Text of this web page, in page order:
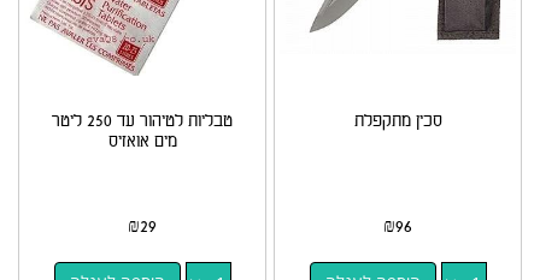
סכין מתקפלת
₪96
טבליות לטיהור עד 250 ליטר
מים אואזיס
₪29